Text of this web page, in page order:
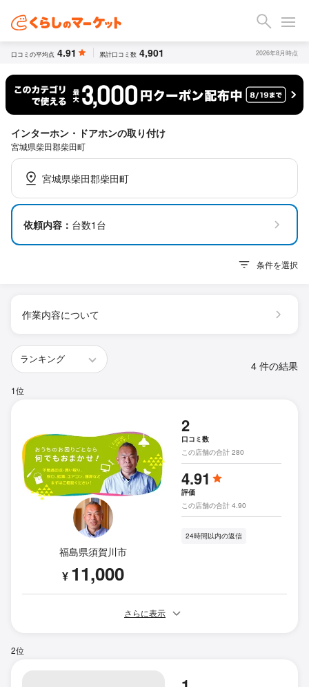
口コミの平均点 4.91 累計口コミ数 4,901 2026年8月時点
インターホン・ドアホンの取り付け
宮城県柴田郡柴田町
宮城県柴田郡柴田町
依頼内容： 台数1台
条件を選択
作業内容について
4 件の結果
1位
福島県須賀川市
¥ 11,000
2
口コミ数
この店舗の合計 280
4.91
評価
この店舗の合計 4.90
24時間以内の返信
さらに表示
2位